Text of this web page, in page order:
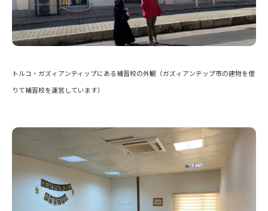
トルコ・ガズィアンティップにある補習校の外観（ガズィアンテップ市の建物を借
りて補習校を運営しています）